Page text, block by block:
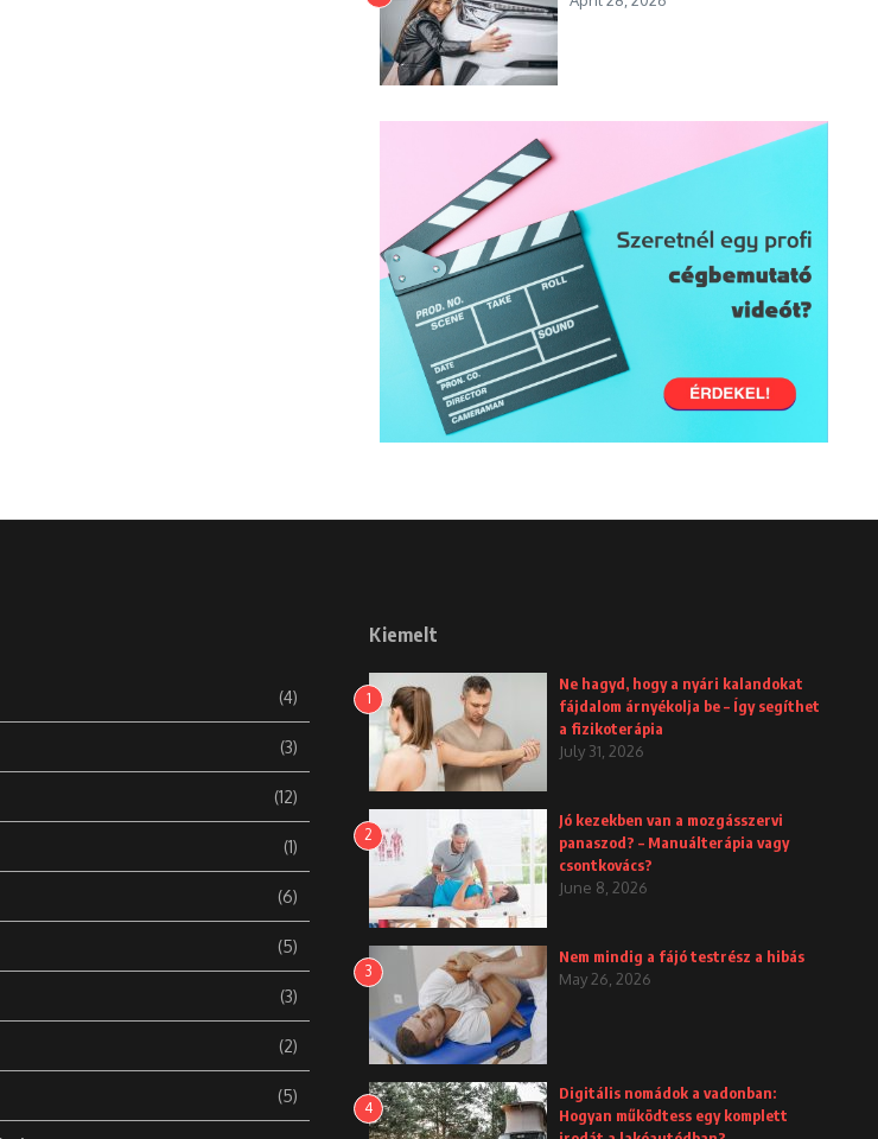
(4)
(3)
(12)
(1)
(6)
(5)
(3)
(2)
(5)
Kiemelt
1
Ne hagyd, hogy a nyári kalandokat
fájdalom árnyékolja be – Így segíthet
a fizikoterápia
July 31, 2026
2
Jó kezekben van a mozgásszervi
panaszod? – Manuálterápia vagy
csontkovács?
June 8, 2026
3
Nem mindig a fájó testrész a hibás
May 26, 2026
4
Digitális nomádok a vadonban:
Hogyan működtess egy komplett